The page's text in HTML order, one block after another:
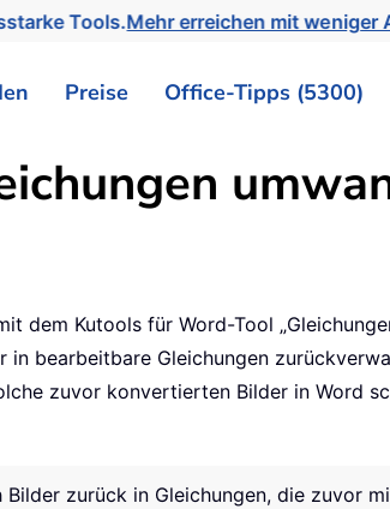
Tools.Mehr erreichen mit weniger
Preise Office-Tipps (5300)
dem Kutools für Word-Tool
in bearbeitbare Gleichungen
zuvor konvertierten Bilder in Word
zurück in Gleichungen, die zuvor